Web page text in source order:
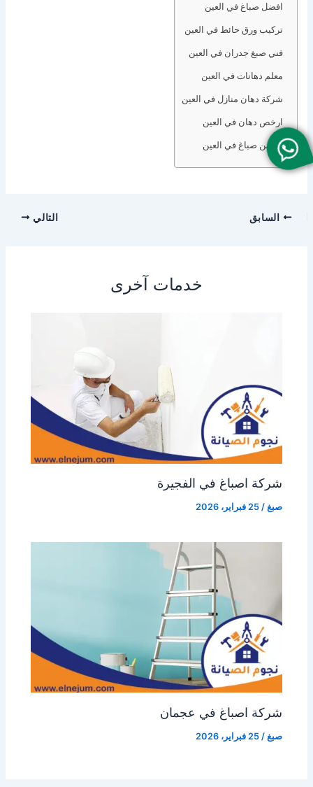
افضل صباغ في العين
تركيب ورق حائط في العين
فني صبغ جدران في العين
معلم دهانات في العين
شركة دهان منازل في العين
ارخص دهان في العين
أحسن صباغ في العين
السابق التالي
خدمات آخرى
شركة اصباغ في الفجيرة
صبغ /25 فبراير، 2026
شركة اصباغ في عجمان
صبغ /25 فبراير، 2026